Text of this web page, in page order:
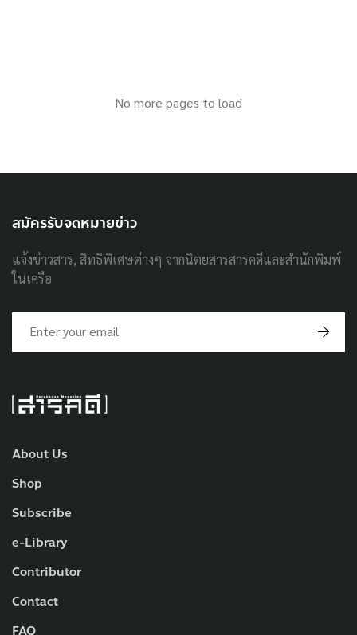
No more pages to load
About Us
Shop
Subscribe
e-Library
Contributor
Contact
FAQ
สมัครรับจดหมายข่าว
แจ้งข่าวสาร, สิทธิพิเศษต่างๆ จากนิตยสารสารคดีและสำนักพิมพ์
ในเครือ